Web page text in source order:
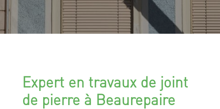
Expert en travaux de joint
de pierre à Beaurepaire